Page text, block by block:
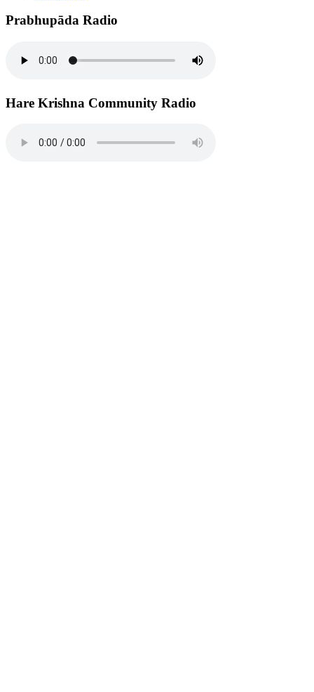
Prabhupāda Radio
Hare Krishna Community Radio